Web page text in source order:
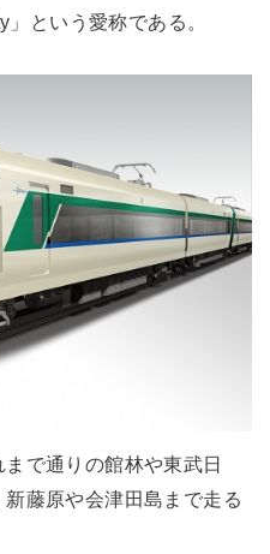
という愛称である。
で通りの館林や東武日
藤原や会津田島まで走る